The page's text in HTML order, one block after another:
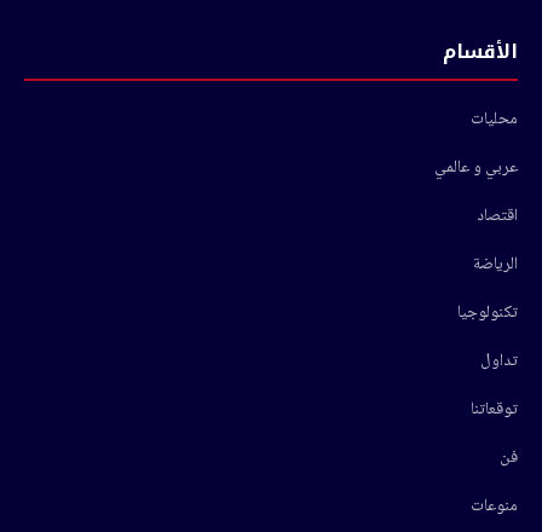
الأقسام
محليات
عربي و عالمي
اقتصاد
الرياضة
تكنولوجيا
تداول
توقعاتنا
فن
منوعات